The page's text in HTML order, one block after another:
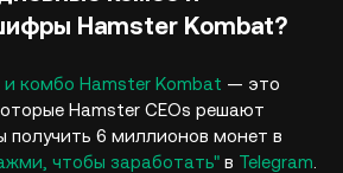
Hamster Kombat?
комбо Hamster Kombat — это
Hamster CEOs решают
получить 6 миллионов монет в
чтобы заработать" в Telegram